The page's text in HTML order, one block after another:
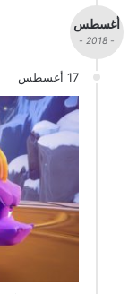
أغسطس
- 2018 -
17 أغسطس